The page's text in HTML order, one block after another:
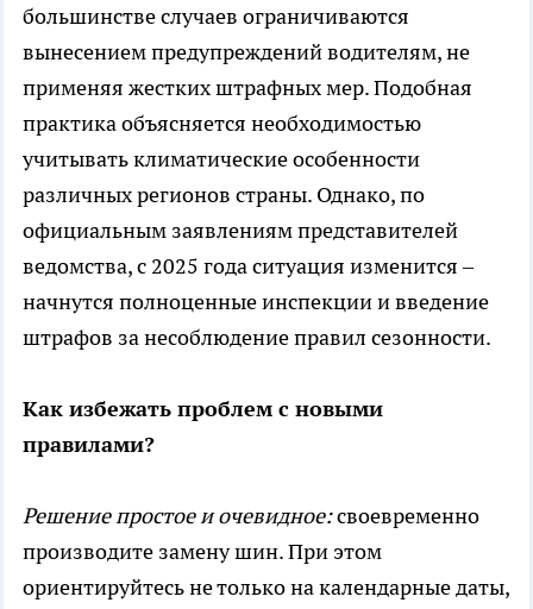
большинстве случаев ограничиваются
вынесением предупреждений водителям, не
применяя жестких штрафных мер. Подобная
практика объясняется необходимостью
учитывать климатические особенности
различных регионов страны. Однако, по
официальным заявлениям представителей
ведомства, с 2025 года ситуация изменится –
начнутся полноценные инспекции и введение
штрафов за несоблюдение правил сезонности.
Как избежать проблем с новыми
правилами?
Решение простое и очевидное:своевременно
производите замену шин. При этом
ориентируйтесь не только на календарные даты,